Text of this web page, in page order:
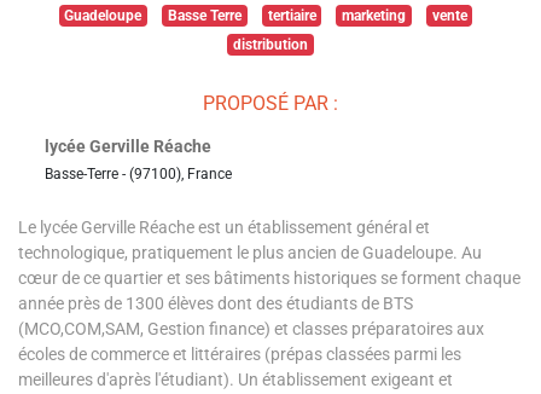
Guadeloupe
Basse Terre tertiaire marketing
vente
distribution
PROPOSÉ PAR :
lycée Gerville Réache
Basse-Terre - (97100), France
Le lycée Gerville Réache est un établissement général et
technologique, pratiquement le plus ancien de Guadeloupe. Au
cœur de ce quartier et ses bâtiments historiques se forment chaque
année près de 1300 élèves dont des étudiants de BTS
(MCO,COM,SAM, Gestion finance) et classes préparatoires aux
écoles de commerce et littéraires (prépas classées parmi les
meilleures d'après l'étudiant). Un établissement exigeant et